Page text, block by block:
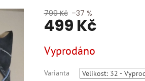
799 Kč –37 %
499 Kč
cena:
Vyprodáno
Varianta